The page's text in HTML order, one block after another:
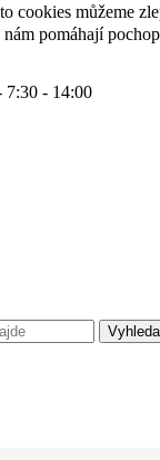
cookies můžeme
pomáhají
7:30 - 14:00